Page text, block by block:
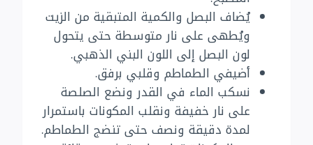
يُضاف البصل والكمية المتبقية من الزيت
ويُطهى على نار متوسطة حتى يتحول
لون البصل إلى اللون البني الذهبي.
أضيفي الطماطم وقلبي برفق.
نسكب الماء في القدر ونضع الصلصة
على نار خفيفة ونقلب المكونات باستمرار
لمدة دقيقة ونصف حتى تنضج الطماطم.